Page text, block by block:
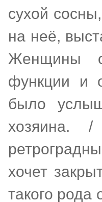
сухой
на неё,
Женщины
функции и
было
хозяина.
хочет
такого рода